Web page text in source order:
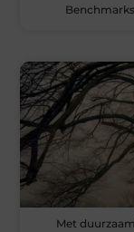
Met